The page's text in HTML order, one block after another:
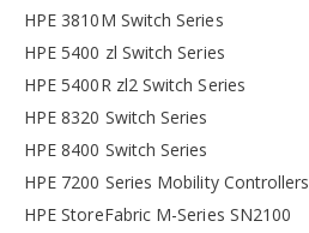
HPE 3810M Switch Series
HPE 5400 zl Switch Series
HPE 5400R zl2 Switch Series
HPE 8320 Switch Series
HPE 8400 Switch Series
HPE 7200 Series Mobility Controllers
HPE StoreFabric M-Series SN2100